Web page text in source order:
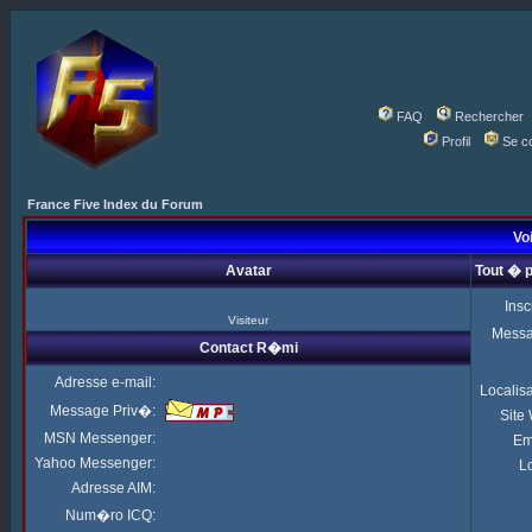
FAQ
Rechercher
Profil
Se
France Five Index du Forum
Avatar
Tout �
Visiteur
Site
Contact R�mi
Adresse e-mail:
Message Priv�:
MSN Messenger:
Yahoo Messenger:
Adresse AIM:
Num�ro ICQ: